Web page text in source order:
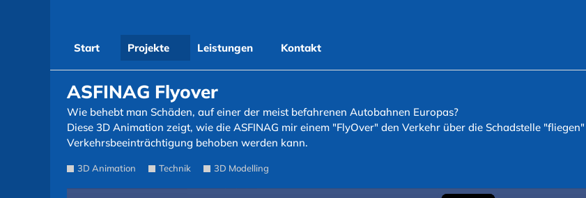
Start Projekte Leistungen Kontakt
ASFINAG Flyover
Wie behebt man Schäden, auf einer der meist befahrenen Autobahnen Europas?
Diese 3D Animation zeigt, wie die ASFINAG mir einem "FlyOver" den Verkehr über die Schadstelle
Verkehrsbeeinträchtigung behoben werden kann.
3D Animation Technik 3D Modelling